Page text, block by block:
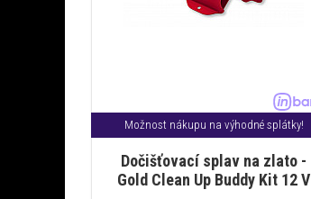
Možnost nákupu na výhodné splátky!
Dočišťovací splav na zlato -
Gold Clean Up Buddy Kit 12 V